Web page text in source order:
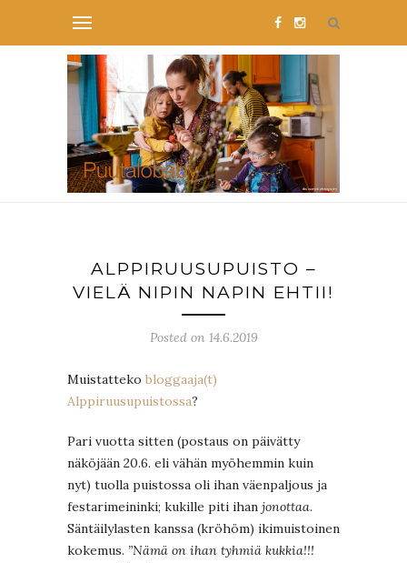
ALPPIRUUSUPUISTO –
VIELÄ NIPIN NAPIN EHTII!
Posted on 14.6.2019
Muistatteko bloggaaja(t)
Alppiruusupuistossa?
Pari vuotta sitten (postaus on päivätty
näköjään 20.6. eli vähän myöhemmin kuin
nyt) tuolla puistossa oli ihan väenpaljous ja
festarimeininki; kukille piti ihan jonottaa.
Säntäilylasten kanssa (kröhöm) ikimuistoinen
kokemus. ”Nämä on ihan tyhmiä kukkia!!!